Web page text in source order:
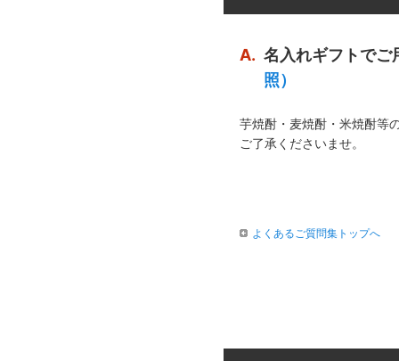
A. 名入れギフトでご
照）
芋焼酎・麦焼酎・米焼酎等
ご了承くださいませ。
よくあるご質問集トップへ